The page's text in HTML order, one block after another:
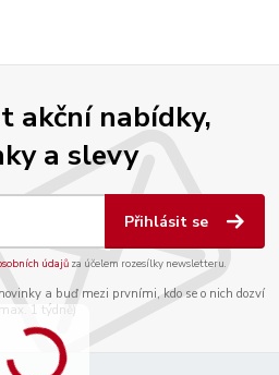
akční nabídky,
a slevy
Přihlásit se
údajůza účelem rozesílky newsletteru.
a buď mezi prvními, kdo se o nich dozví
1 týdně)